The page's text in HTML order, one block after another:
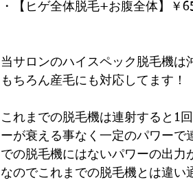
・【ヒゲ全体脱毛+お腹全体】￥
当サロンのハイスペック脱毛機
もちろん産毛にも対応してます！
これまでの脱毛機は連射すると1
ーが衰える事なく一定のパワーで
での脱毛機にはないパワーの出力
なのでこれまでの脱毛機とは違い